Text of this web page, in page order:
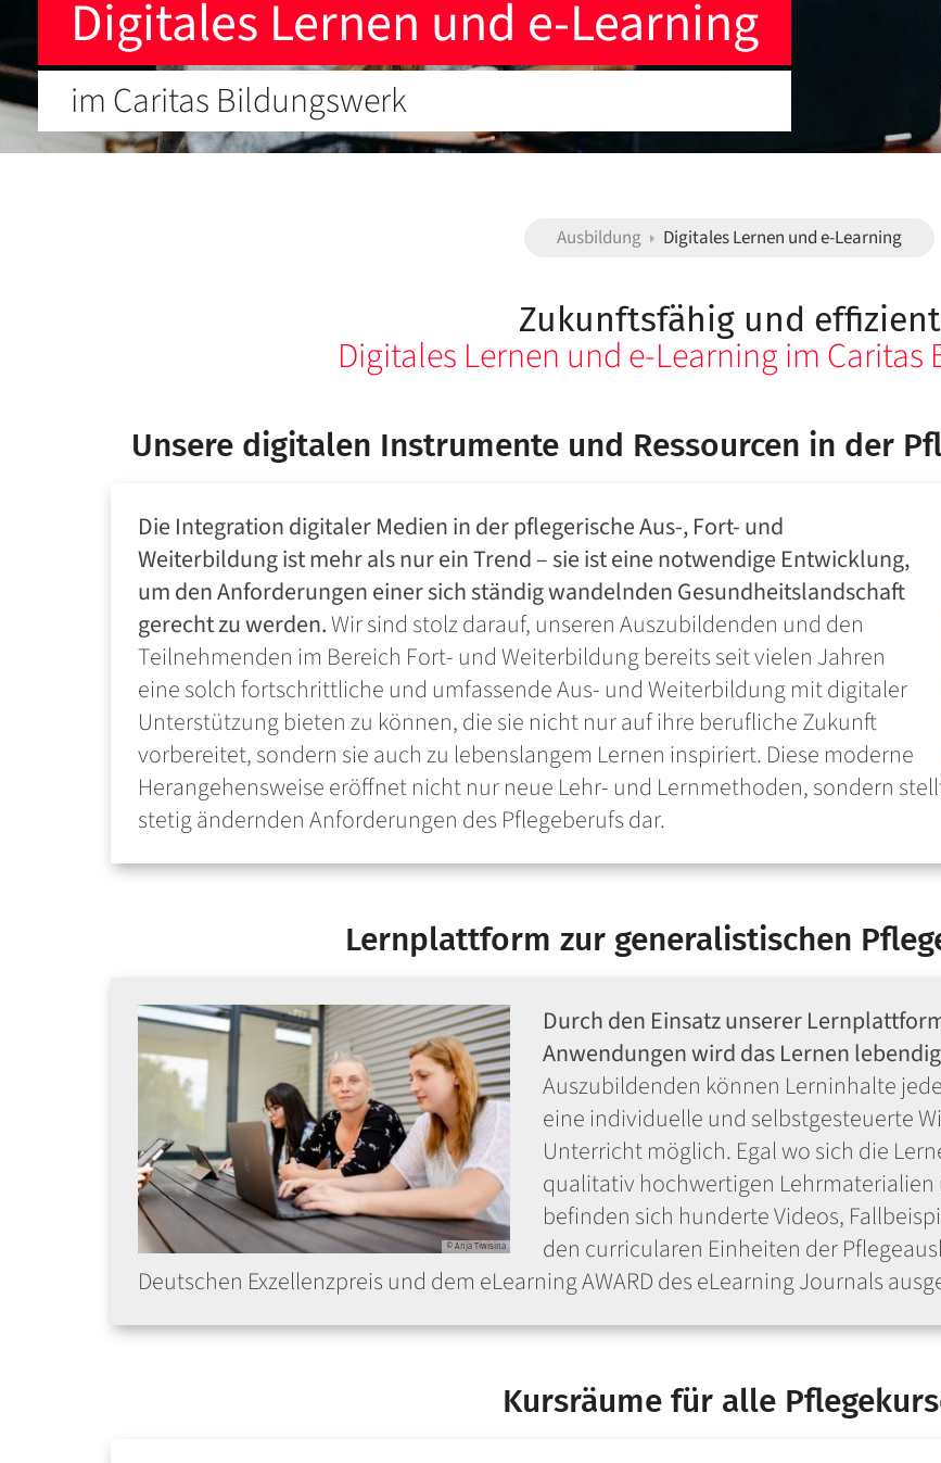
Digitales Lernen und e-Learning
im Caritas Bildungswerk
Ausbildung Digitales Lernen und e-Learning
Zukunftsfähig und effizient
Digitales Lernen und e-Learning im
Unsere digitalen Instrumente und Ressourcen in der
Die Integration digitaler Medien in der pflegerische Aus-, Fort- und
Weiterbildung ist mehr als nur ein Trend – sie ist eine notwendige Entwicklung,
um den Anforderungen einer sich ständig wandelnden Gesundheitslandschaft
gerecht zu werden.Wir sind stolz darauf, unseren Auszubildenden und den
Teilnehmenden im Bereich Fort- und Weiterbildung bereits seit vielen Jahren
eine solch fortschrittliche und umfassende Aus- und Weiterbildung mit digitaler
Unterstützung bieten zu können, die sie nicht nur auf ihre berufliche Zukunft
vorbereitet, sondern sie auch zu lebenslangem Lernen inspiriert. Diese moderne
Herangehensweise eröffnet nicht nur neue Lehr- und Lernmethoden, sondern
stetig ändernden Anforderungen des Pflegeberufs dar.
Lernplattform zur generalistischen
© Anja Tiwisina
Durch den Einsatz unserer
Anwendungen wird das Lernen
Auszubildenden können Lerninhalte
eine individuelle und selbstgesteuerte
Unterricht möglich. Egal wo sich die
qualitativ hochwertigen Lehrmaterialien
befinden sich hunderte Videos,
den curricularen Einheiten der
Deutschen Exzellenzpreis und dem eLearning AWARD des eLearning Journals
Kursräume für alle